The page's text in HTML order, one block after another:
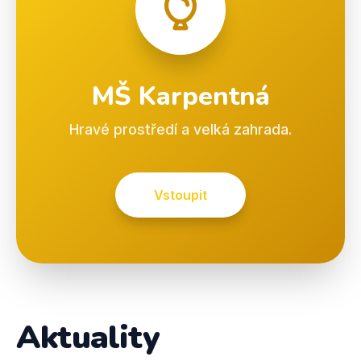
MŠ Karpentná
Hravé prostředí a velká zahrada.
Vstoupit
Aktuality